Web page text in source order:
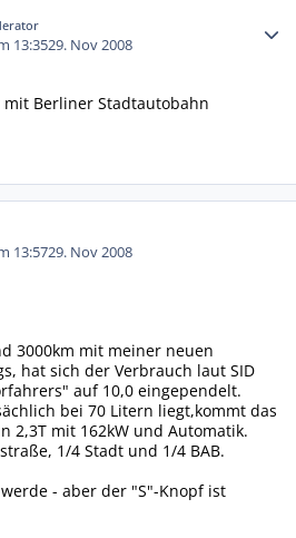
13:3529. Nov 2008
mit Berliner Stadtautobahn
13:5729. Nov 2008
3000km mit meiner neuen
hat sich der Verbrauch laut SID
auf 10,0 eingependelt.
bei 70 Litern liegt,kommt das
2,3T mit 162kW und Automatik.
1/4 Stadt und 1/4 BAB.
- aber der "S"-Knopf ist